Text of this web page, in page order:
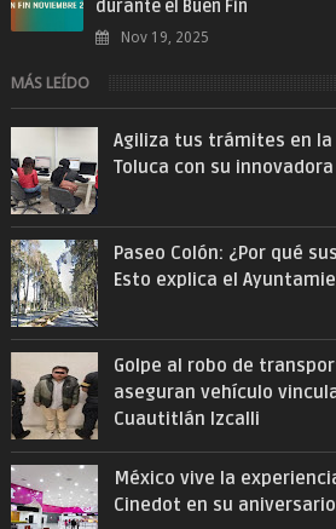
durante el Buen Fin
Nov 19, 2025
MÁS LEÍDO
Agiliza tus trámites en la
Toluca con su
Paseo Colón: ¿Por qué
Esto explica el
Golpe al robo de
aseguran vehículo
Cuautitlán Izcalli
México vive la
Cinedot en su aniversario